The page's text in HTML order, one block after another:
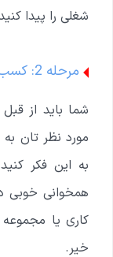
شغلی را پیدا
مرحله 2: کسب مهارت های مناسب
شما باید از
مورد نظر تان
به این فکر
همخوانی خوبی
کاری یا مجموعه
خیر.